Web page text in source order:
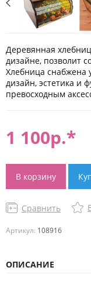
Деревянная
дизайне, позволит
Хлебница снабжена
дизайн, эстетика и
превосходным
1 100р.*
В корзину
Сравнить
Артикул: 108916
ОПИСАНИЕ